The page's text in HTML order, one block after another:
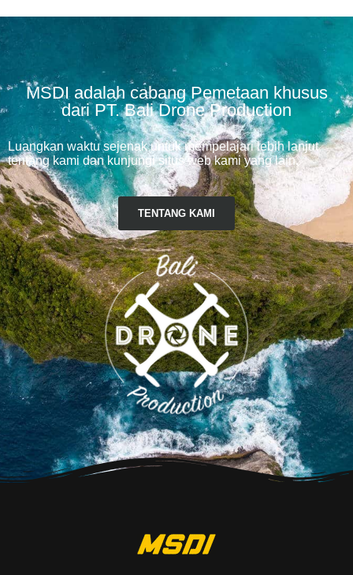
MSDI adalah cabang Pemetaan khusus
dari PT. Bali Drone Production
Luangkan waktu sejenak untuk mempelajari lebih lanjut
tentang kami dan kunjungi situs web kami yang lain.
TENTANG KAMI